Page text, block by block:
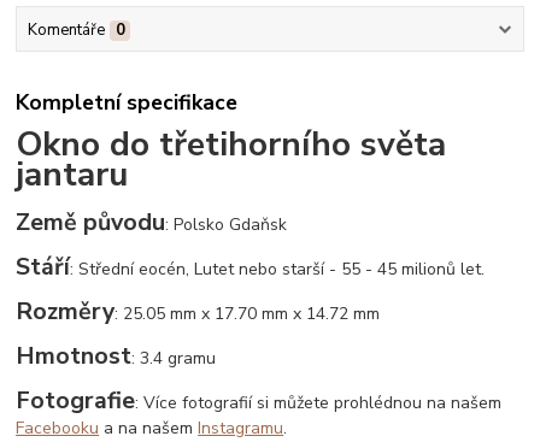
Komentáře 0
Kompletní specifikace
Okno do třetihorního světa
jantaru
Země původu: Polsko Gdaňsk
Stáří: Střední eocén, Lutet nebo starší - 55 - 45 milionů let.
Rozměry: 25.05 mm x 17.70 mm x 14.72 mm
Hmotnost: 3.4 gramu
Fotografie: Více fotografií si můžete prohlédnou na našem
Facebooku a na našemInstagramu.